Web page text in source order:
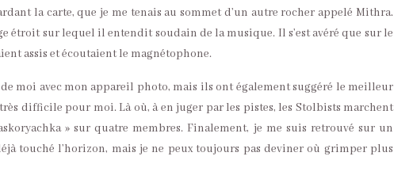
la carte, que je me tenais au sommet d’un autre rocher appelé Mithra.
étroit sur lequel il entendit soudain de la musique. Il s’est avéré que sur le
assis et écoutaient le magnétophone.
moi avec mon appareil photo, mais ils ont également suggéré le meilleur
difficile pour moi. Là où, à en juger par les pistes, les Stolbists marchent
» sur quatre membres. Finalement, je me suis retrouvé sur un
touché l’horizon, mais je ne peux toujours pas deviner où grimper plus